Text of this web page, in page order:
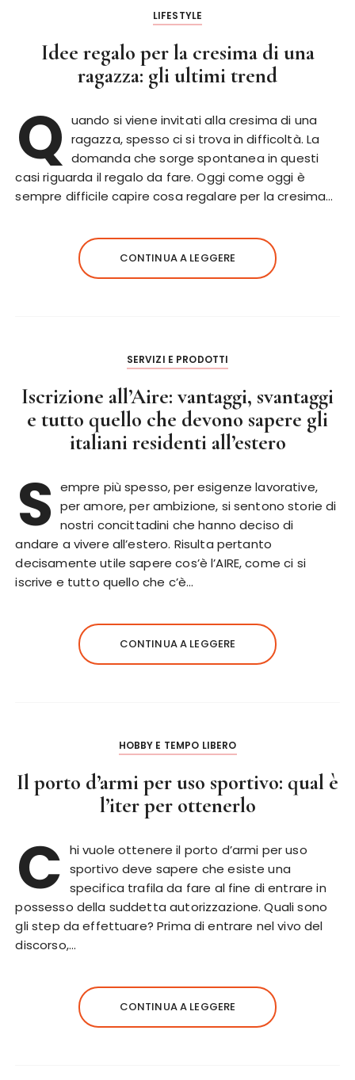
LIFESTYLE
Idee regalo per la cresima di una
ragazza: gli ultimi trend
Q uando si viene invitati alla cresima di una
ragazza, spesso ci si trova in difficoltà. La
domanda che sorge spontanea in questi
casi riguarda il regalo da fare. Oggi come oggi è
sempre difficile capire cosa regalare per la cresima…
CONTINUA A LEGGERE
SERVIZI E PRODOTTI
Iscrizione all’Aire: vantaggi, svantaggi
e tutto quello che devono sapere gli
italiani residenti all’estero
S empre più spesso, per esigenze lavorative,
per amore, per ambizione, si sentono storie di
nostri concittadini che hanno deciso di
andare a vivere all’estero. Risulta pertanto
decisamente utile sapere cos’è l’AIRE, come ci si
iscrive e tutto quello che c’è…
CONTINUA A LEGGERE
HOBBY E TEMPO LIBERO
Il porto d’armi per uso sportivo: qual è
l’iter per ottenerlo
C hi vuole ottenere il porto d’armi per uso
sportivo deve sapere che esiste una
specifica trafila da fare al fine di entrare in
possesso della suddetta autorizzazione. Quali sono
gli step da effettuare? Prima di entrare nel vivo del
discorso,…
CONTINUA A LEGGERE